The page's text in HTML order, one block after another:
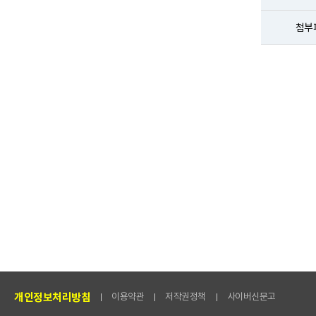
첨부
개인정보처리방침 이용약관 저작권정책 사이버신문고